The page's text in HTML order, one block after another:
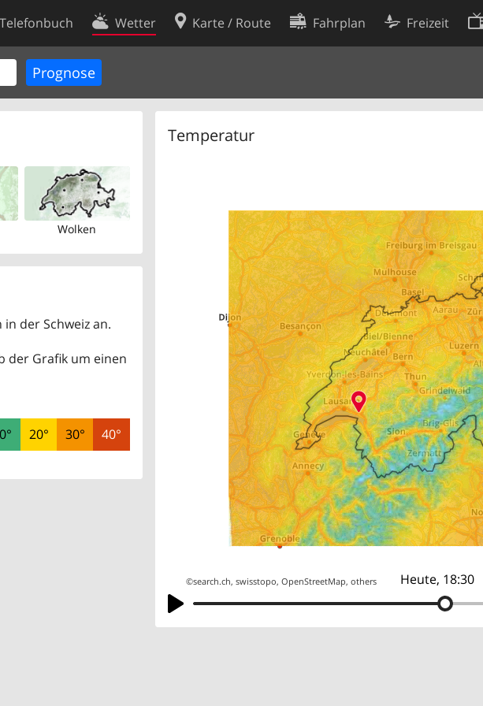
Telefonbuch Wetter Karte / Route Fahrplan Freizeit
Wolken
der Schweiz an.
der Grafik um einen
20° 30° 40°
Temperatur
Heute, 18:30
©search.ch,swisstopo,OpenStreetMap,others
Kontakt
Nutzungsbedingungen
Cookie-Einstellungen